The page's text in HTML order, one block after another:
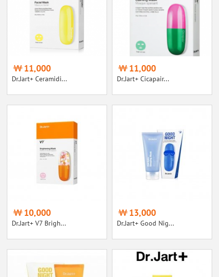
11,000
Dr.Jart+ Ceramidi...
11,000
Dr.Jart+ Cicapair...
10,000
Dr.Jart+ V7 Brigh...
13,000
Dr.Jart+ Good Nig...